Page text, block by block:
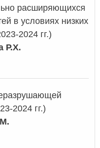
расширяющихся
в условиях низких
2024 гг.)
Р.Х.
2024 гг.)